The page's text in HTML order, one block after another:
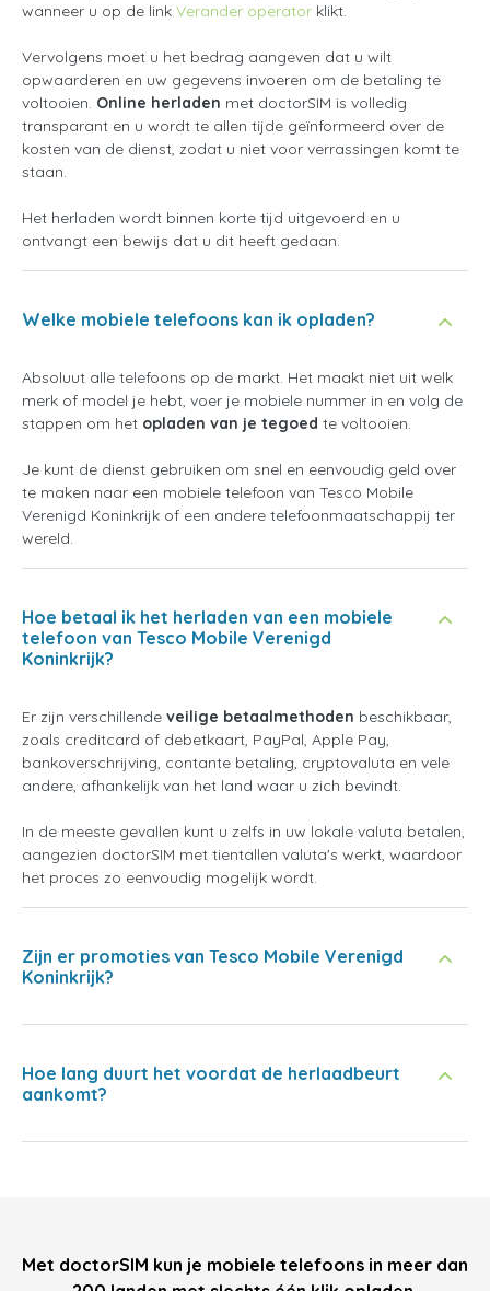
wanneer u op de link Verander operator klikt.
Vervolgens moet u het bedrag aangeven dat u wilt
opwaarderen en uw gegevens invoeren om de betaling te
voltooien. Online herladen met doctorSIM is volledig
transparant en u wordt te allen tijde geïnformeerd over de
kosten van de dienst, zodat u niet voor verrassingen komt te
staan.
Het herladen wordt binnen korte tijd uitgevoerd en u
ontvangt een bewijs dat u dit heeft gedaan.
Welke mobiele telefoons kan ik opladen?
Absoluut alle telefoons op de markt. Het maakt niet uit welk
merk of model je hebt, voer je mobiele nummer in en volg de
stappen om het opladen van je tegoed te voltooien.
Je kunt de dienst gebruiken om snel en eenvoudig geld over
te maken naar een mobiele telefoon van Tesco Mobile
Verenigd Koninkrijk of een andere telefoonmaatschappij ter
wereld.
Hoe betaal ik het herladen van een mobiele
telefoon van Tesco Mobile Verenigd
Koninkrijk?
Er zijn verschillende veilige betaalmethoden beschikbaar,
zoals creditcard of debetkaart, PayPal, Apple Pay,
bankoverschrijving, contante betaling, cryptovaluta en vele
andere, afhankelijk van het land waar u zich bevindt.
In de meeste gevallen kunt u zelfs in uw lokale valuta betalen,
aangezien doctorSIM met tientallen valuta's werkt, waardoor
het proces zo eenvoudig mogelijk wordt.
Zijn er promoties van Tesco Mobile Verenigd
Koninkrijk?
Hoe lang duurt het voordat de herlaadbeurt
aankomt?
Met doctorSIM kun je mobiele telefoons in meer dan